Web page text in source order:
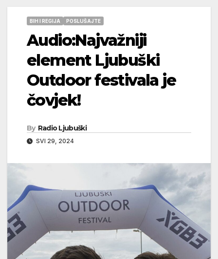
BIH I REGIJA POSLUŠAJTE
Audio:Najvažniji
element Ljubuški
Outdoor festivala je
čovjek!
By Radio Ljubuški
SVI 29, 2024